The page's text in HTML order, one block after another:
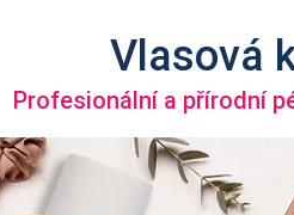
Vlasová
Profesionální a přírodní